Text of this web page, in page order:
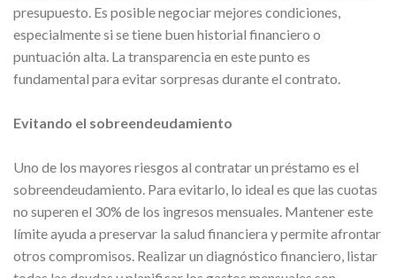
presupuesto. Es posible negociar mejores condiciones,
especialmente si se tiene buen historial financiero o
puntuación alta. La transparencia en este punto es
fundamental para evitar sorpresas durante el contrato.
Evitando el sobreendeudamiento
Uno de los mayores riesgos al contratar un préstamo es el
sobreendeudamiento. Para evitarlo, lo ideal es que las cuotas
no superen el 30% de los ingresos mensuales. Mantener este
límite ayuda a preservar la salud financiera y permite afrontar
otros compromisos. Realizar un diagnóstico financiero, listar